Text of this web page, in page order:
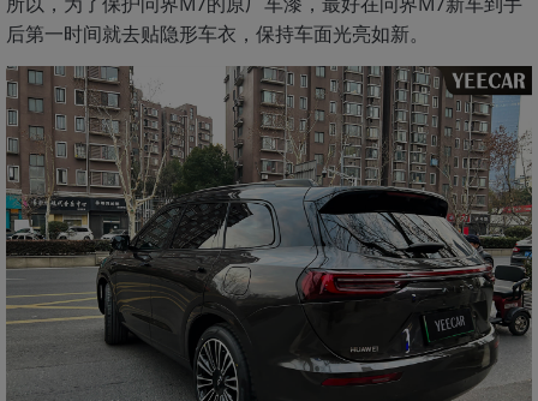
后第一时间就去贴隐形车衣，保持车面光亮如新。